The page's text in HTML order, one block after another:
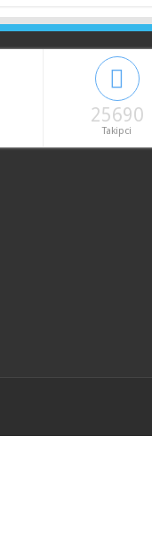
25690
Takipci